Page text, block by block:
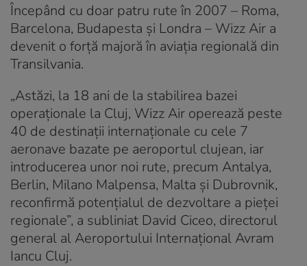
Începând cu doar patru rute în 2007 – Roma,
Barcelona, Budapesta și Londra – Wizz Air a
devenit o forță majoră în aviația regională din
Transilvania.
„Astăzi, la 18 ani de la stabilirea bazei
operaționale la Cluj, Wizz Air operează peste
40 de destinații internaționale cu cele 7
aeronave bazate pe aeroportul clujean, iar
introducerea unor noi rute, precum Antalya,
Berlin, Milano Malpensa, Malta și Dubrovnik,
reconfirmă potențialul de dezvoltare a pieței
regionale”, a subliniat David Ciceo, directorul
general al Aeroportului Internaţional Avram
Iancu Cluj.